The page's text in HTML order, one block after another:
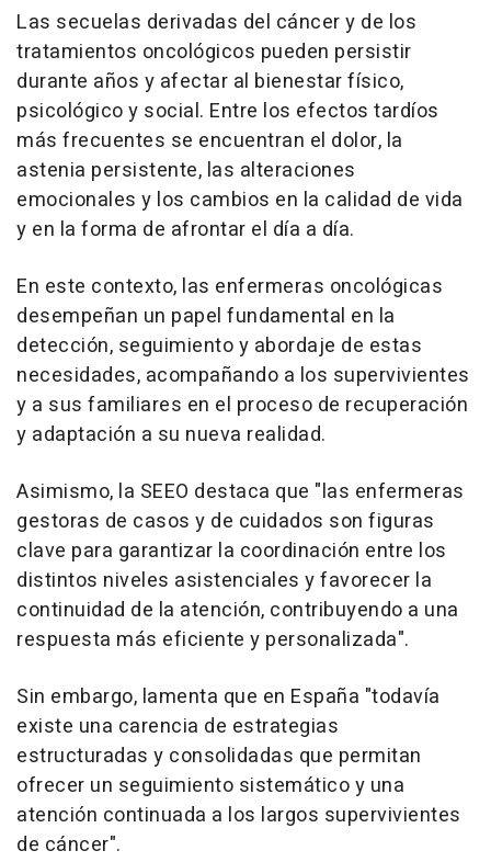
Las secuelas derivadas del cáncer y de los
tratamientos oncológicos pueden persistir
durante años y afectar al bienestar físico,
psicológico y social. Entre los efectos tardíos
más frecuentes se encuentran el dolor, la
astenia persistente, las alteraciones
emocionales y los cambios en la calidad de vida
y en la forma de afrontar el día a día.
En este contexto, las enfermeras oncológicas
desempeñan un papel fundamental en la
detección, seguimiento y abordaje de estas
necesidades, acompañando a los supervivientes
y a sus familiares en el proceso de recuperación
y adaptación a su nueva realidad.
Asimismo, la SEEO destaca que "las enfermeras
gestoras de casos y de cuidados son figuras
clave para garantizar la coordinación entre los
distintos niveles asistenciales y favorecer la
continuidad de la atención, contribuyendo a una
respuesta más eficiente y personalizada".
Sin embargo, lamenta que en España "todavía
existe una carencia de estrategias
estructuradas y consolidadas que permitan
ofrecer un seguimiento sistemático y una
atención continuada a los largos supervivientes
de cáncer".